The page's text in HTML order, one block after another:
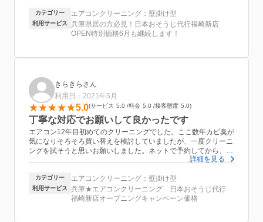
子供が産まれて子供部屋に使いたかったので思い切ってエアコン
クリーニングする事にしました。
共働きなのでなかなか日中が難しくて
丁寧に説明してくれながら作業してくれました。
ありがとうございます。
カテゴリー エアコンクリーニング：壁掛け型
利用サービス
兵庫県居の方必見！日本おそうじ代行福崎新店
OPEN特別価格6月も継続します！
きらきらさん
利用日：2021年5月
5.0 サービス 5.0 料金 5.0 接客態度 5.0
丁寧な対応でお願いして良かったです
エアコン12年目初めてのクリーニングでした。ここ数年カビ臭が
気になりそろそろ買い替えを検討していましたが、一度クリーニ
ングを試そうと思いお願いしました。ネットで予約してから、日
時の連絡、メールでの連絡、当日到着前の連絡ととても丁寧でし
また、当日のクリーニングも、時間をかけて丁寧に取り組んでく
ださりとても有難かったです。もう数年エアコンには頑張っても
らえるといいな〜と思います。
詳細を見る
カテゴリー エアコンクリーニング：壁掛け型
利用サービス
兵庫★エアコンクリーニング 日本おそうじ代行
福崎新店オープニングキャンペーン価格